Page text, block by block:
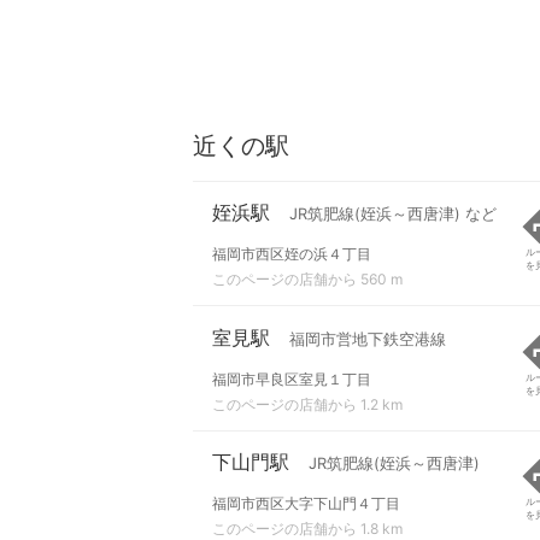
近くの駅
姪浜駅 JR筑肥線(姪浜～西唐津) など
福岡市西区姪の浜４丁目
このページの店舗から 560 m
ル
を
室見駅 福岡市営地下鉄空港線
福岡市早良区室見１丁目
このページの店舗から 1.2 km
ル
を
下山門駅 JR筑肥線(姪浜～西唐津)
福岡市西区大字下山門４丁目
このページの店舗から 1.8 km
ル
を